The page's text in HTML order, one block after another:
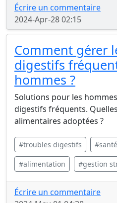
Écrire un commentaire
2024-Apr-28 02:15
Comment gérer
digestifs
hommes ?
Solutions pour les
digestifs fréquents.
alimentaires adoptées ?
#troubles digestifs
#alimentation #gestion
Écrire un commentaire